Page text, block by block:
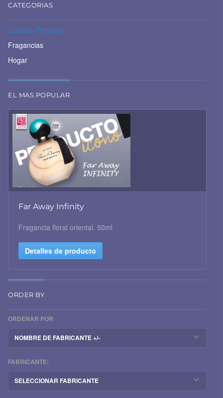
CATEGORIAS
Cuidado Personal
Fragancias
Hogar
EL MAS POPULAR
Far Away Infinity
Fragancia floral oriental. 50ml
Detalles de producto
ORDER BY
ORDENAR POR
NOMBRE DE FABRICANTE +/-
FABRICANTE:
SELECCIONAR FABRICANTE